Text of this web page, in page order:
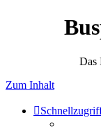
Das
Zum Inhalt